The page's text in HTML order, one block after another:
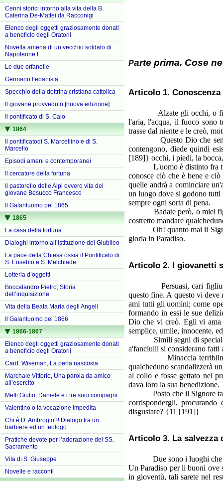
Cenni storici intorno alla vita della B.
Caterina De-Mattei da Racconigi
Elenco degli oggetti graziosamente donati
a beneficio degli Oratorii
Novella amena di un vecchio soldato di
Napoleone I
Le due orfanelle
Germano l’ebanista
Specchio della dottrina cristiana cattolica
Il giovane provveduto [nuova edizione]
Il pontificato di S. Caio
1864
Il pontificatodi S. Marcellino e di S.
Marcello
Episodi ameni e contemporanei
Il cercatore della fortuna
Il pastorello delle Alpi ovvero vita del
giovane Besucco Francesco
Il Galantuomo pel 1865
1865
La casa della fortuna
Dialoghi intorno all’istituzione del Giubileo
La pace della Chiesa ossia il Pontificato di
S. Eusebio e S. Melchiade
Lotteria d’oggetti
Boccalandro Pietro, Storia
dell’inquisizione
Vita della Beata Maria degli Angeli
Il Galantuomo pel 1866
1866-1867
Elenco degli oggetti graziosamente donati
a beneficio degli Oratorii
Card. Wiseman, La perla nascosta
Marchale Vittorio, Una parola da amico
all’esercito
Metti Giulio, Daniele e i tre suoi compagni
Valentino o la vocazione impedita
Chi è D. Ambrogio?! Dialogo tra un
barbiere ed un teologo
Pratiche devote per l’adorazione del SS.
Sacramento
Vita di S. Giuseppe
Novelle e racconti
Parte prima. Cose
Articolo 1.
Alzate gli occhi, o
l'aria, l'acqua, il fuoco sono
trasse dal niente e le creò,
Questo Dio che sempre
contengono, diede quindi
[189]} occhi, i piedi, la
L'uomo è distinto fra tutti
conosce ciò che è bene e
quelle andrà a cominciare
un luogo dove si godono tutti
sempre ogni sorta di pena.
Badate però, o miei
costretto mandare
Oh! quanto mai il Signore
gloria in Paradiso.
Articolo 2. I giovanetti
Persuasi, cari figliuoli,
questo fine. A questo vi
ami tutti gli uomini; come
formando in essi le sue
Dio che vi creò. Egli vi ama
semplice, umile, innocente,
Simili segni di speciale
a'fanciulli si considerano fatti
Minaccia terribilmente
qualcheduno scandalizzerà
al collo e fosse gettato nel
dava loro la sua benedizione.
Posto che il Signore tanto
corrispondergli,
disgustare? {11 [191]}
Articolo 3. La salvezza
Due sono i luoghi che
Un Paradiso per li buoni ove
in gioventù, tali sarete nel